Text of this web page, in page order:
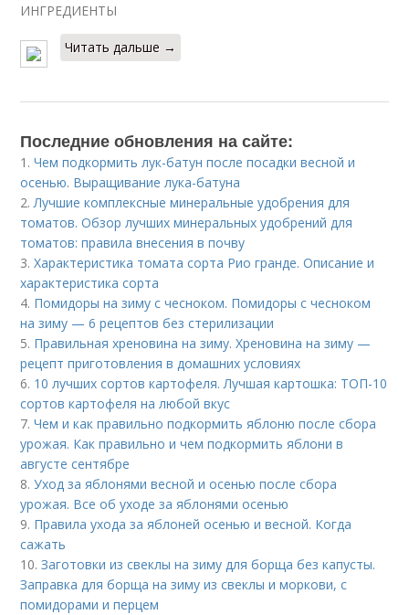
ИНГРЕДИЕНТЫ
Читать дальше →
Последние обновления на сайте:
1.Чем подкормить лук-батун после посадки весной и
осенью. Выращивание лука-батуна
2. Лучшие комплексные минеральные удобрения для
томатов. Обзор лучших минеральных удобрений для
томатов: правила внесения в почву
3.Характеристика томата сорта Рио гранде. Описание и
характеристика сорта
4. Помидоры на зиму с чесноком. Помидоры с чесноком
на зиму — 6 рецептов без стерилизации
5. Правильная хреновина на зиму. Хреновина на зиму —
рецепт приготовления в домашних условиях
6. 10 лучших сортов картофеля. Лучшая картошка: ТОП-10
сортов картофеля на любой вкус
7.Чем и как правильно подкормить яблоню после сбора
урожая. Как правильно и чем подкормить яблони в
августе сентябре
8.Уход за яблонями весной и осенью после сбора
урожая. Все об уходе за яблонями осенью
9. Правила ухода за яблоней осенью и весной. Когда
сажать
10.Заготовки из свеклы на зиму для борща без капусты.
Заправка для борща на зиму из свеклы и моркови, с
помидорами и перцем